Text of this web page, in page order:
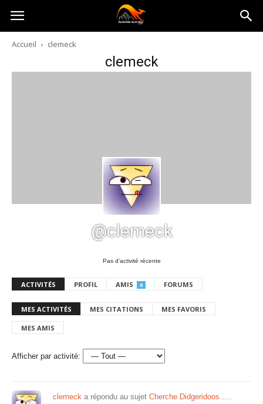
Australia-
australie.com
Accueil clemeck
clemeck
@clemeck
Pas d’activité récente
ACTIVITÉS PROFIL AMIS 0 FORUMS
MES ACTIVITÉS MES CITATIONS MES FAVORIS
MES AMIS
Afficher par activité:
clemeck a répondu au sujet Cherche Didgeridoos…..